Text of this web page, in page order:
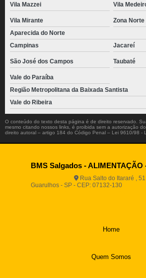
Vila Mazzei Vila
Vila Mirante
Zona Norte
Aparecida do Norte
Campinas
Jacareí
São José dos Campos Taubaté
Vale do Paraíba
Região Metropolitana da Baixada Santista
Vale do Ribeira
O conteúdo do texto desta página é de direito reservado.
mesmo citando nossos links, é proibida sem a autorização
direito autoral – artigo 184 do Código Penal – Lei 9610/98 -
BMS Salgados - ALIMENTAÇÃO
Rua Salto do Itararé , 51
Guarulhos - SP - CEP: 07132-130
Home
Quem Somos